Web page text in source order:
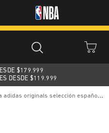
$179.999
DESDE $119.999
originals selección española hombre